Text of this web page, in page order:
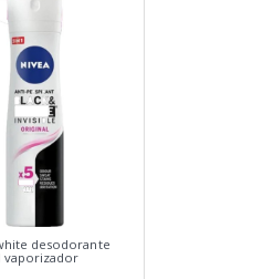
desodorante
vaporizador